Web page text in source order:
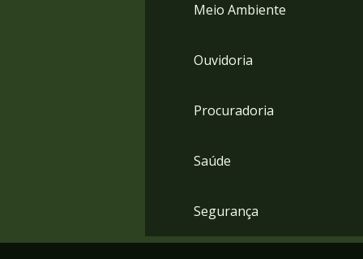
Meio Ambiente
Ouvidoria
Procuradoria
Saúde
Segurança